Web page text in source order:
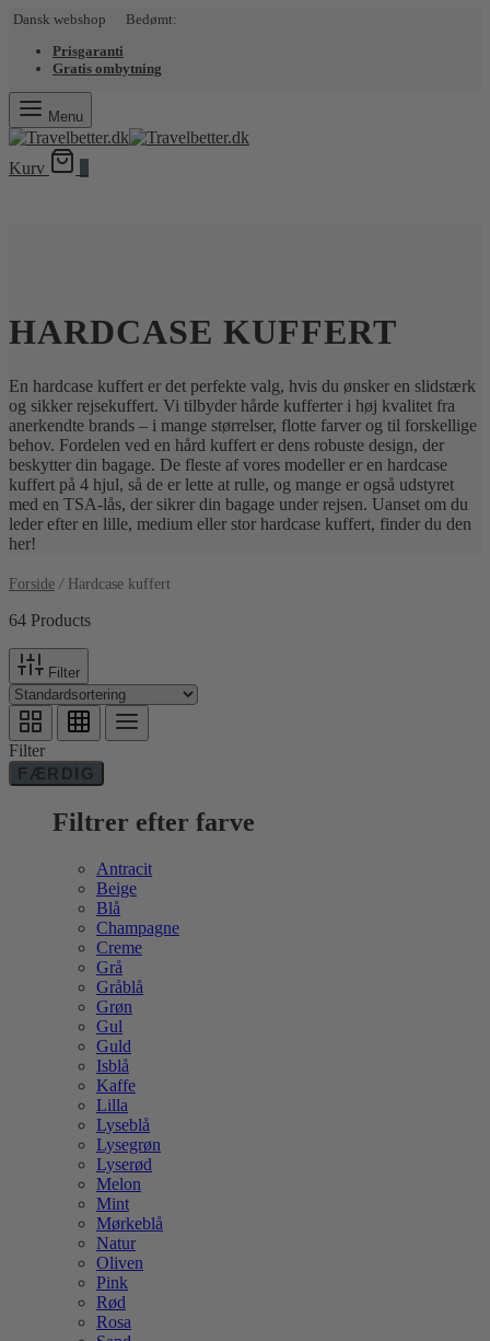
Dansk webshop Bedømt:
Prisgaranti
Gratis ombytning
Menu
Kurv
HARDCASE KUFFERT
En hardcase kuffert er det perfekte valg, hvis du ønsker en slidstærk
og sikker rejsekuffert. Vi tilbyder hårde kufferter i høj kvalitet fra
anerkendte brands – i mange størrelser, flotte farver og til forskellige
behov. Fordelen ved en hård kuffert er dens robuste design, der
beskytter din bagage. De fleste af vores modeller er en hardcase
kuffert på 4 hjul, så de er lette at rulle, og mange er også udstyret
med en TSA-lås, der sikrer din bagage under rejsen. Uanset om du
leder efter en lille, medium eller stor hardcase kuffert, finder du den
her!
Forside /Hardcase kuffert
64 Products
Filter
Filter
FÆRDIG
Filtrer efter farve
Antracit
Beige
Blå
Champagne
Creme
Grå
Gråblå
Grøn
Gul
Guld
Isblå
Kaffe
Lilla
Lyseblå
Lysegrøn
Lyserød
Melon
Mint
Mørkeblå
Natur
Oliven
Pink
Rød
Rosa